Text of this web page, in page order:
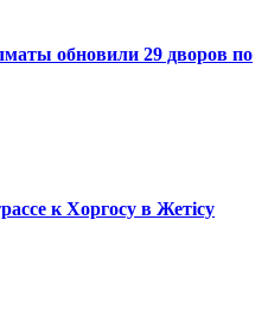
обновили 29 дворов по
к Хоргосу в Жетісу